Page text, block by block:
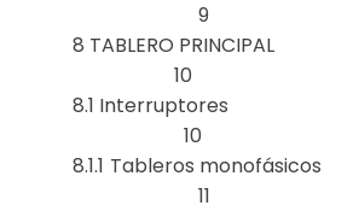
9
8 TABLERO
10
8.1
10
8.1.1 Tableros
11